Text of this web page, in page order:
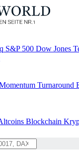
S&P 500 Dow Jones
Turnaround
Blockchain